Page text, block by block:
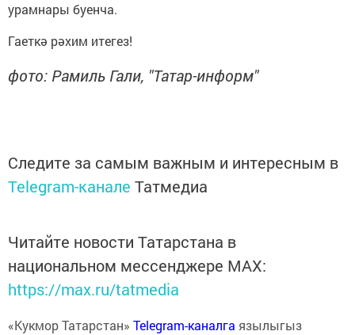
урамнары буенча.
Гаеткә рәхим итегез!
фото: Рамиль Гали, "Татар-информ"
Следите за самым важным и интересным в
Telegram-канале Татмедиа
Читайте новости Татарстана в
национальном мессенджере MАХ:
https://max.ru/tatmedia
«Кукмор Татарстан» Telegram-каналга язылыгыз